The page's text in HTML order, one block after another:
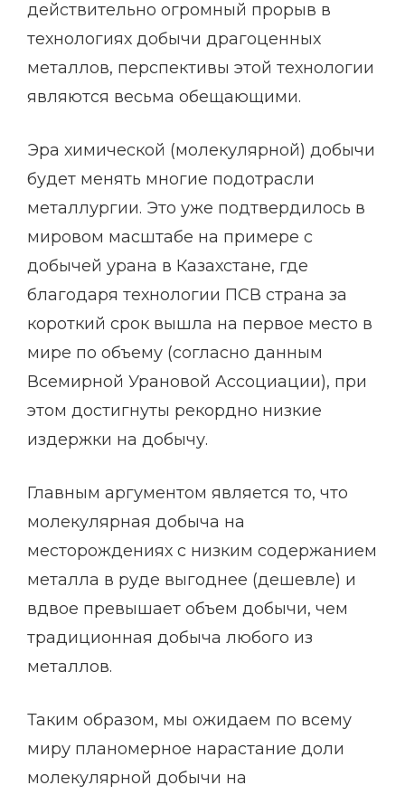
действительно огромный прорыв в
технологиях добычи драгоценных
металлов, перспективы этой технологии
являются весьма обещающими.
Эра химической (молекулярной) добычи
будет менять многие подотрасли
металлургии. Это уже подтвердилось в
мировом масштабе на примере с
добычей урана в Казахстане, где
благодаря технологии ПСВ страна за
короткий срок вышла на первое место в
мире по объему (согласно данным
Всемирной Урановой Ассоциации), при
этом достигнуты рекордно низкие
издержки на добычу.
Главным аргументом является то, что
молекулярная добыча на
месторождениях с низким содержанием
металла в руде выгоднее (дешевле) и
вдвое превышает объем добычи, чем
традиционная добыча любого из
металлов.
Таким образом, мы ожидаем по всему
миру планомерное нарастание доли
молекулярной добычи на